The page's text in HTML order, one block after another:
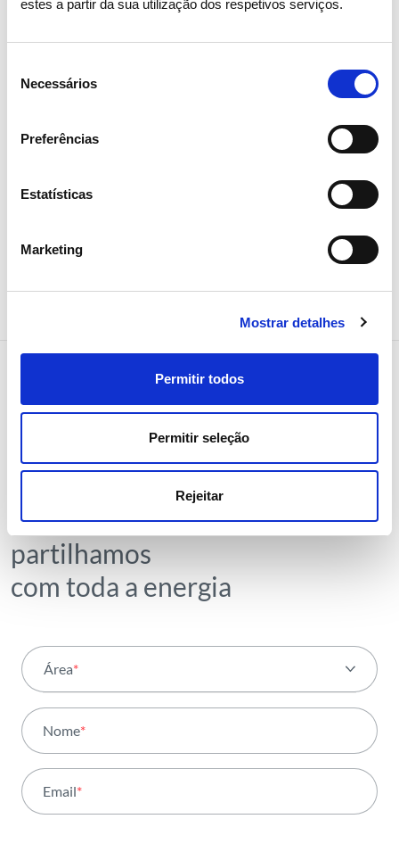
estes a partir da sua utilização dos respetivos serviços.
Necessários
Preferências
Estatísticas
Marketing
Mostrar detalhes
Permitir todos
Permitir seleção
Rejeitar
05 AGOSTO 2026
Revista TIME volta a distinguir
Receba todos os detalhes da
tendências e notícias que
partilhamos
com toda a energia
Área*
Atividade
Institucional
Nome*
Email*